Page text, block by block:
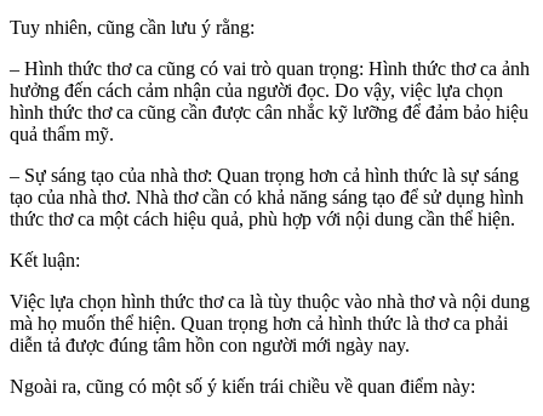
Tuy nhiên, cũng cần lưu ý rằng:
– Hình thức thơ ca cũng có vai trò quan trọng: Hình thức thơ ca ảnh
hưởng đến cách cảm nhận của người đọc. Do vậy, việc lựa chọn
hình thức thơ ca cũng cần được cân nhắc kỹ lưỡng để đảm bảo hiệu
quả thẩm mỹ.
– Sự sáng tạo của nhà thơ: Quan trọng hơn cả hình thức là sự sáng
tạo của nhà thơ. Nhà thơ cần có khả năng sáng tạo để sử dụng hình
thức thơ ca một cách hiệu quả, phù hợp với nội dung cần thể hiện.
Kết luận:
Việc lựa chọn hình thức thơ ca là tùy thuộc vào nhà thơ và nội dung
mà họ muốn thể hiện. Quan trọng hơn cả hình thức là thơ ca phải
diễn tả được đúng tâm hồn con người mới ngày nay.
Ngoài ra, cũng có một số ý kiến trái chiều về quan điểm này: